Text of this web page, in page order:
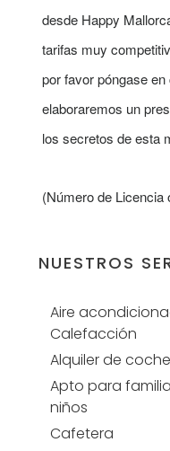
desde Happy
tarifas muy
por favor póngase
elaboraremos un
los secretos de esta
(Número de Licencia
NUESTROS
Aire
Calefacción
Alquiler de
Apto para
niños
Cafetera